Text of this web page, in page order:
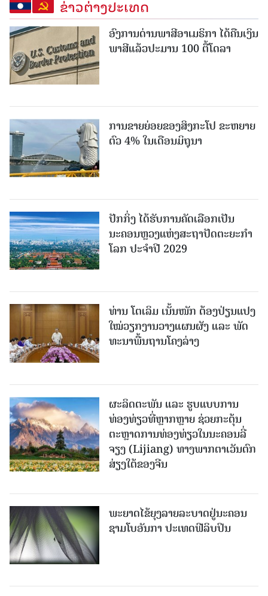
ຂ່າວຕ່າງປະເທດ
ອົງການດ່ານພາສີອາເມຣິກາ ໄດ້ຄືນເງິນ
ພາສີແລ້ວປະມານ 100 ຕື້ໂດລາ
ການຂາຍຍ່ອຍຂອງສິງກະໂປ ຂະຫຍາຍ
ຕົວ 4% ໃນເດືອນມິຖຸນາ
ປັກກິ່ງ ໄດ້ຮັບການຄັດເລືອກເປັນ
ນະຄອນຫຼວງແຫ່ງສະຖາປັດຕະຍະກຳ
ໂລກ ປະຈຳປີ 2029
ທ່ານ ໂຕ​ເລິມ ເນັ້ນໜັກ ຕ້ອງ​ປ່ຽນ​ແປງ​
ໃໝ່​ວຽກ​ງານ​ວາງ​ແຜນ​ຜັງ ແລະ ​ພັດ​
ທະ​ນາ​ພື້ນ​ຖານ​ໂຄງ​ລ່າງ
ຜະລິດຕະພັນ ແລະ ຮູບແບບການ
ທ່ອງທ່ຽວທີ່ຫຼາກຫຼາຍ ຊ່ວຍກະຕຸ້ນ
ຕະຫຼາດການທ່ອງທ່ຽວໃນນະຄອນລີ່
ຈຽງ (Lijiang) ທາງພາກຕາເວັນຕົກ
ສ່ຽງໃຕ້ຂອງຈີນ
ພະຍາດໄຂ້ຍຸງລາຍລະບາດຢູ່ນະຄອນ
ຊາມໂບ​ອັນກາ ປະເທດຟີລິບປິນ